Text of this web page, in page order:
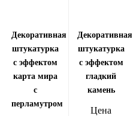
Декоративная
штукатурка
с эффектом
карта мира
с
перламутром
Декоративная
штукатурка
с эффектом
гладкий
камень
Цена